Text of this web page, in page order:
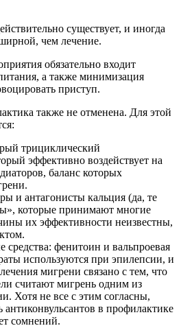
существует, и иногда
чем лечение.
обязательно входит
а также минимизация
приступ.
также не отменена. Для этой
трициклический
эффективно воздействует на
баланс которых
и антагонисты кальция (да, те
которые принимают многие
их эффективности неизвестны,
фенитоин и вальпроевая
используются при эпилепсии, и
мигрени связано с тем, что
считают мигрень одним из
Хотя не все с этим согласны,
антиконвульсантов в профилактике
сомнений.